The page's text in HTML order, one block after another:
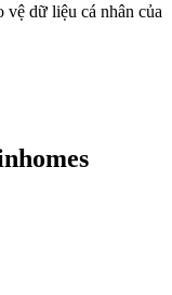
vệ dữ liệu cá nhân của